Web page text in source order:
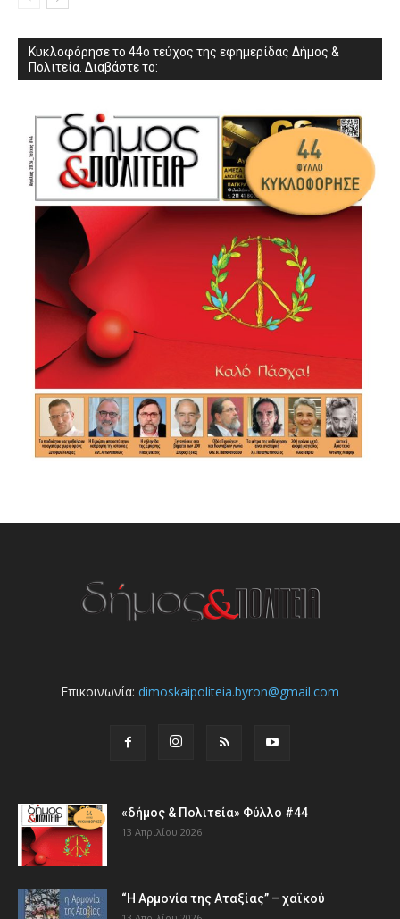
Κυκλοφόρησε το 44ο τεύχος της εφημερίδας Δήμος &
Πολιτεία. Διαβάστε το:
Επικοινωνία: dimoskaipoliteia.byron@gmail.com
«δήμος & Πολιτεία» Φύλλο #44
13 Απριλίου 2026
“Η Αρμονία της Αταξίας” – χαϊκού